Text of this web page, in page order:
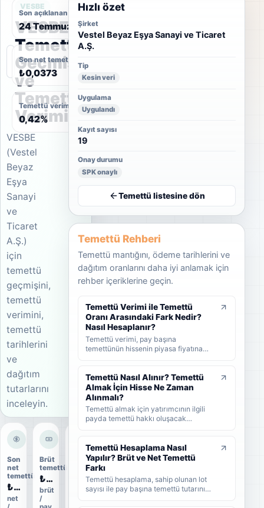
VESBE
VESBE
Temettü
Geçmişi
ve
Temettü
Verimi
VESBE
(Vestel
Beyaz
Eşya
Sanayi
ve
Ticaret
A.Ş.)
için
temettü
geçmişini,
temettü
verimini,
temettü
tarihlerini
ve
dağıtım
tutarlarını
inceleyin.
Son açıklanan temettü tarihi
24 Temmuz 2025
Son net temettü
₺0,0373
Temettü verimi
0,42%
Son
net
temettü
₺0,0373
net
Brüt
temettü
₺0,04
brüt
/
Dağıtım
oranı
ödeme
Hızlı özet
Şirket
Vestel Beyaz Eşya Sanayi ve Ticaret
A.Ş.
Tip
Kesin veri
Uygulama
Uygulandı
Kayıt sayısı
19
Onay durumu
SPK onaylı
Temettü listesine dön
Temettü Rehberi
Temettü mantığını, ödeme tarihlerini ve
dağıtım oranlarını daha iyi anlamak için
rehber içeriklerine geçin.
Temettü Verimi ile Temettü
Oranı Arasındaki Fark Nedir?
Nasıl Hesaplanır?
Temettü verimi, pay başına
temettünün hissenin piyasa fiyatına
dağıtıldığını gösterir. KAP'ta görülen
kâr payı oranı ise çoğunlukla 1 TL
nominal değere göre hesaplanan ayrı
bir yüzdedir. Bu rehberde temettü
verimi, dağıtım oranı ve KAP temettü
oranı arasındaki farkları formüller ve
Temettü Nasıl Alınır? Temettü
Almak İçin Hisse Ne Zaman
Alınmalı?
Temettü almak için yatırımcının ilgili
payda temettü hakkı oluşacak
alındığını, hak kullanım tarihi, kayıt
tarihi ve ödeme tarihi arasındaki farkı
ve yatırımcıların nelere dikkat etmesi
gerektiğini sade şekilde bulabilirsiniz.
Temettü Hesaplama Nasıl
Yapılır? Brüt ve Net Temettü
Farkı
Temettü hesaplama, sahip olunan lot
sayısı ile pay başına temettü tutarının